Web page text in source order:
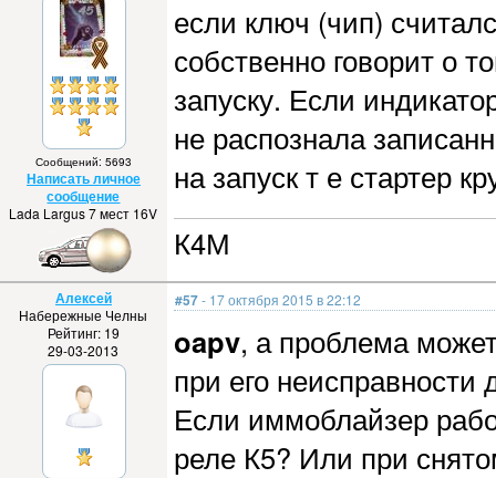
Сообщений: 5693
Написать личное
сообщение
Lada Largus 7 мест 16V
если ключ (чип)
собственно говорит о
запуску. Если
не распознала
на запуск т е стартер
К4М
Алексей
Набережные Челны
Рейтинг: 19
29-03-2013
#57- 17 октября 2015 в 22:12
oapv, а проблема
при его
Если иммоблайзер
реле К5? Или при